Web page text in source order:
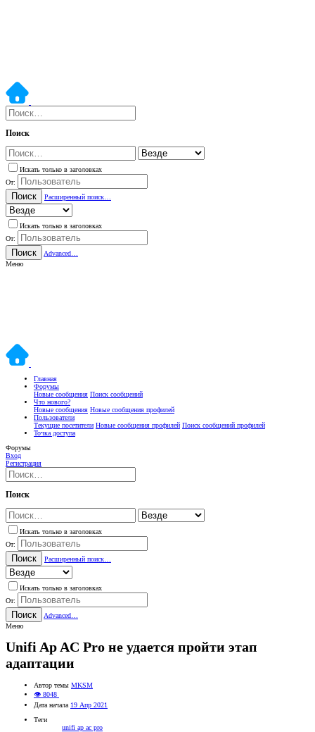
Поиск
Искать только в заголовках
От:
Поиск Расширенный поиск…
Искать только в заголовках
От:
Поиск
Advanced…
Меню
Главная
Форумы
Новые сообщения Поиск сообщений
Что нового?
Новые сообщения Новые сообщения профилей
Пользователи
Текущие посетители Новые сообщения профилей Поиск сообщений профилей
Точка доступа
Форумы
Вход
Регистрация
Поиск
Искать только в заголовках
От:
Поиск Расширенный поиск…
Искать только в заголовках
От:
Поиск
Advanced…
Меню
Unifi Ap AC Pro не удается пройти этап
адаптации
Автор темы MKSM
👁 8048
Дата начала 19 Апр 2021
Теги
unifi ap ac pro